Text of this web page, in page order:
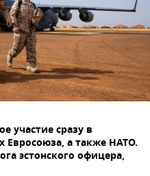
участие сразу в
Евросоюза, а также НАТО.
эстонского офицера,